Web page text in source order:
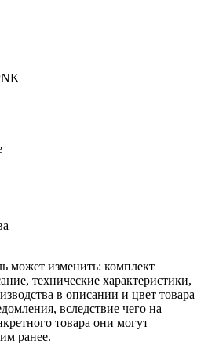
может изменить: комплект
технические характеристики,
в описании и цвет товара
вследствие чего на
товара они могут
ранее.